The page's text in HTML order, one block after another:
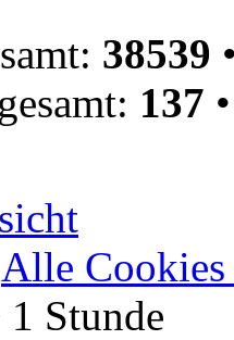
38539
137
Alle Cookies
Stunde